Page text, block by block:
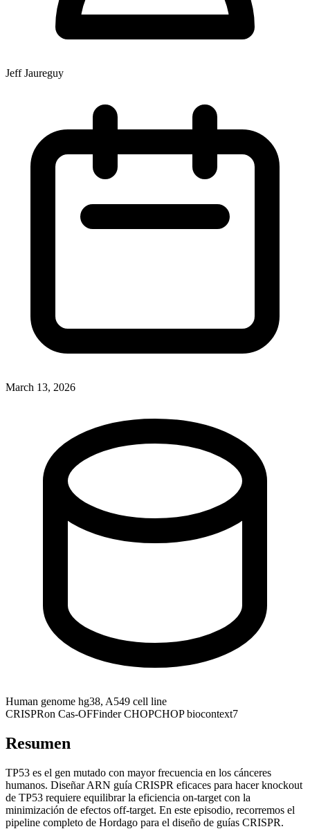
Jeff Jaureguy
March 13, 2026
Human genome hg38, A549 cell line
CRISPRon Cas-OFFinderCHOPCHOPbiocontext7
Resumen
TP53 es el gen mutado con mayor frecuencia en los cánceres
humanos. Diseñar ARN guía CRISPR eficaces para hacer knockout
de TP53 requiere equilibrar la eficiencia on-target con la
minimización de efectos off-target. En este episodio, recorremos el
pipeline completo de Hordago para el diseño de guías CRISPR.